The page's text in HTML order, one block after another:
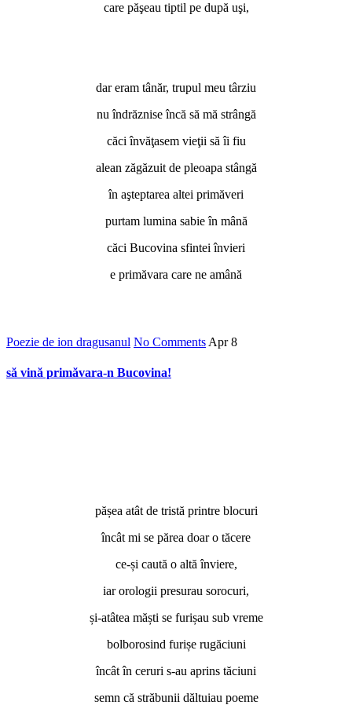
care păşeau tiptil pe după uşi,
dar eram tânăr, trupul meu târziu
nu îndrăznise încă să mă strângă
căci învăţasem vieţii să îi fiu
alean zăgăzuit de pleoapa stângă
în aşteptarea altei primăveri
purtam lumina sabie în mână
căci Bucovina sfintei învieri
e primăvara care ne amână
Poezie de ion dragusanul No Comments Apr 8
să vină primăvara-n Bucovina!
pășea atât de tristă printre blocuri
încât mi se părea doar o tăcere
ce-și caută o altă înviere,
iar orologii presurau sorocuri,
și-atâtea măști se furișau sub vreme
bolborosind furișe rugăciuni
încât în ceruri s-au aprins tăciuni
semn că străbunii dăltuiau poeme